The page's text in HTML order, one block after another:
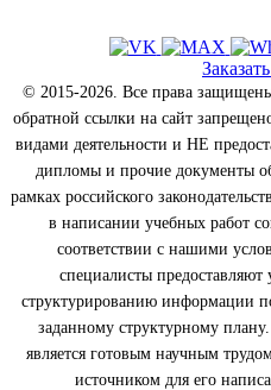
© 2015-2026. Все права
обратной ссылки на сайт
видами деятельности и НЕ
дипломы и прочие документы
рамках российского
в написании учебных работ
соответствии с нашими
специалисты предоставляют
структурированию информации
заданному структурному
является готовым научным
источником для его